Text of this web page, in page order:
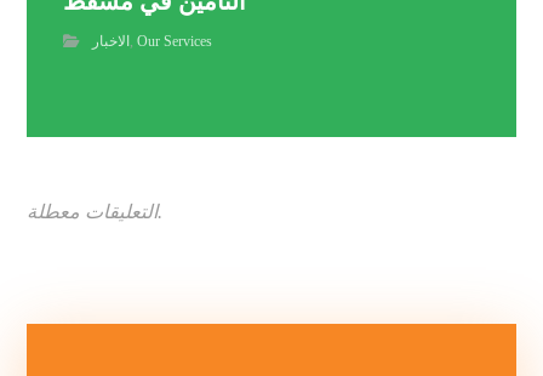
الاخبار ,Our Services
التعليقات معطلة.